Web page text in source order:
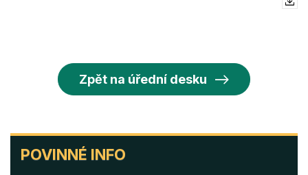
POVINNÉ
INFO
POVINNÉ INFO
Zpět na úřední desku